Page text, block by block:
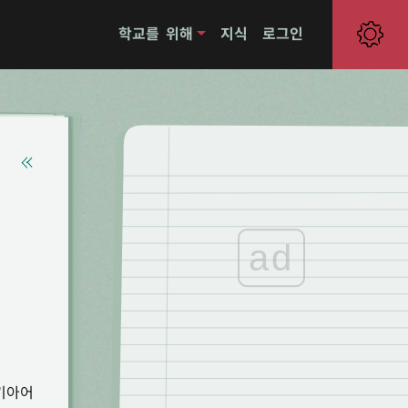
학교를 위해 지식 로그인
어
ad